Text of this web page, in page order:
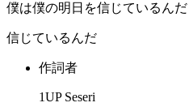
僕は僕の明日を信じているんだ
信じているんだ
作詞者
1UP Seseri